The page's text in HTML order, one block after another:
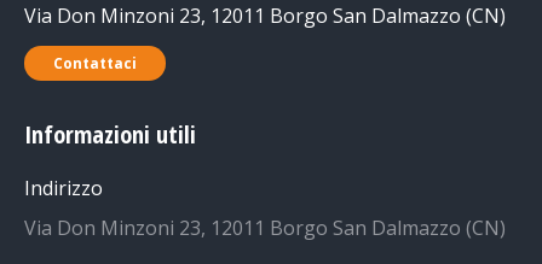
Via Don Minzoni 23, 12011 Borgo San Dalmazzo (CN)
Contattaci
Informazioni utili
Indirizzo
Via Don Minzoni 23, 12011 Borgo San Dalmazzo (CN)